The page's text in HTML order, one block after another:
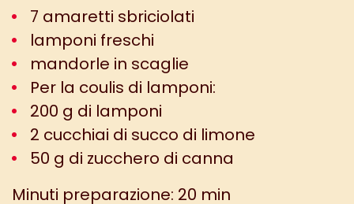
7 amaretti sbriciolati
lamponi freschi
mandorle in scaglie
Per la coulis di lamponi:
200 g di lamponi
2 cucchiai di succo di limone
50 g di zucchero di canna
Minuti preparazione: 20 min